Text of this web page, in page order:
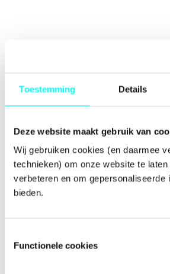
Toestemming Details
Deze website maakt gebruik van
Wij gebruiken cookies (en daarmee
technieken) om onze website te
verbeteren en om gepersonaliseerde
bieden.
Functionele cookies
-side